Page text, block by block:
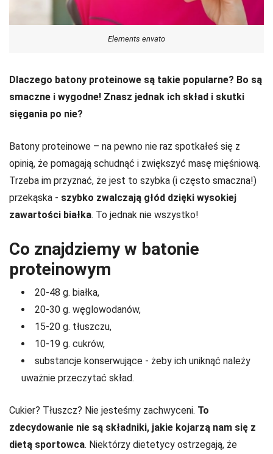
Elements envato
Dlaczego batony proteinowe są takie popularne? Bo są
smaczne i wygodne! Znasz jednak ich skład i skutki
sięgania po nie?
Batony proteinowe – na pewno nie raz spotkałeś się z
opinią, że pomagają schudnąć i zwiększyć masę mięśniową.
Trzeba im przyznać, że jest to szybka (i często smaczna!)
przekąska - szybko zwalczają głód dzięki wysokiej
zawartości białka. To jednak nie wszystko!
Co znajdziemy w batonie
proteinowym
20-48 g. białka,
20-30 g. węglowodanów,
15-20 g. tłuszczu,
10-19 g. cukrów,
substancje konserwujące - żeby ich uniknąć należy
uważnie przeczytać skład.
Cukier? Tłuszcz? Nie jesteśmy zachwyceni. To
zdecydowanie nie są składniki, jakie kojarzą nam się z
dietą sportowca. Niektórzy dietetycy ostrzegają, że